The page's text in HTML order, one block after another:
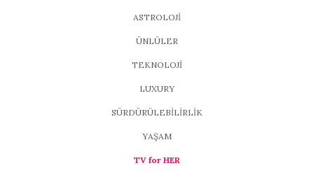
ASTROLOJİ
ÜNLÜLER
TEKNOLOJİ
LUXURY
SÜRDÜRÜLEBİLİRLİK
YAŞAM
TV for HER